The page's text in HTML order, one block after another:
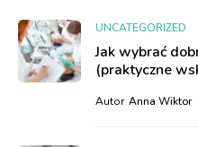
UNCATEGORIZED
Jak wybrać
(praktyczne
Autor Anna Wiktor